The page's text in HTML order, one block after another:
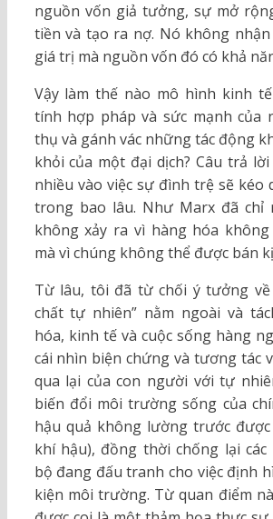
nguồn vốn giả tưởng, sự mở
tiền và tạo ra nợ. Nó không
giá trị mà nguồn vốn đó có khả
Vậy làm thế nào mô hình kinh
tính hợp pháp và sức mạnh của
thụ và gánh vác những tác động
khỏi của một đại dịch? Câu trả
nhiều vào việc sự đình trệ sẽ kéo
trong bao lâu. Như Marx đã chỉ
không xảy ra vì hàng hóa
mà vì chúng không thể được bán
Từ lâu, tôi đã từ chối ý tưởng
chất tự nhiên” nằm ngoài và
hóa, kinh tế và cuộc sống hàng
cái nhìn biện chứng và tương tác
qua lại của con người với tự
biến đổi môi trường sống của
hậu quả không lường trước
khí hậu), đồng thời chống lại
bộ đang đấu tranh cho việc định
kiện môi trường. Từ quan điểm